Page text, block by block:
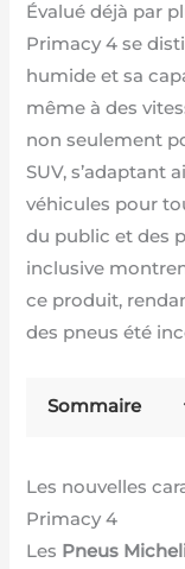
Évalué déjà par
Primacy 4 se
humide et sa
même à des
non seulement
SUV, s’adaptant
véhicules pour
du public et des
inclusive
ce produit,
des pneus été
Sommaire
Les nouvelles
Primacy 4
Les Pneus